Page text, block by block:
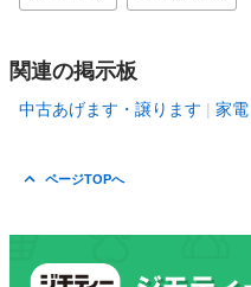
関連の掲示板
中古あげます・譲ります 家電
ページTOPへ